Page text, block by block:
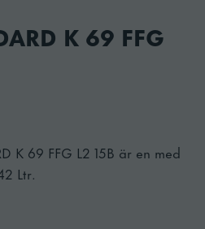
K 69 FFG
K 69 FFG L2 15B är en med
Ltr.